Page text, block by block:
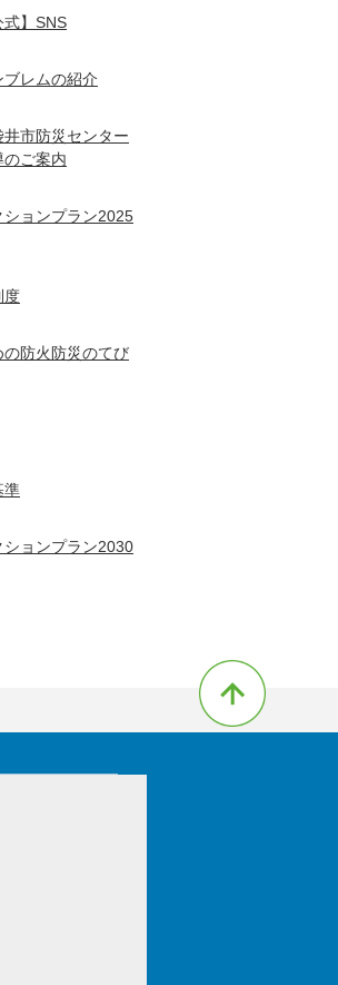
】SNS
レムの紹介
市防災センター
ご案内
ョンプラン2025
度
防火防災のてび
準
ョンプラン2030